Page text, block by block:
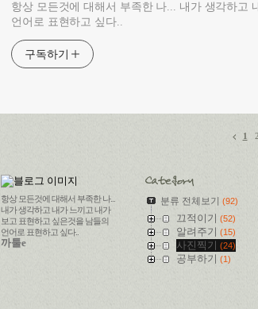
항상 모든것에 대해서 부족한 나... 내가 생각하고
언어로 표현하고 싶다..
구독하기
1 2
항상 모든것에 대해서 부족한 나...
내가 생각하고 내가 느끼고 내가
보고 표현하고 싶은것을 남들의
언어로 표현하고 싶다..
까툴e
분류 전체보기 (92)
끄적이기 (52)
알려주기 (15)
사진찍기 (24)
공부하기 (1)